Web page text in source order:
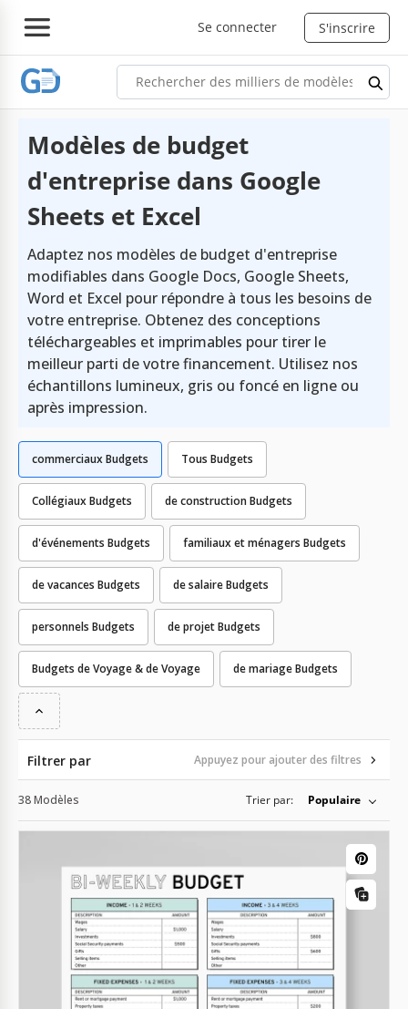
Se connecter S'inscrire
Modèles de budget
d'entreprise dans Google
Sheets et Excel
Adaptez nos modèles de budget d'entreprise
modifiables dans Google Docs, Google Sheets,
Word et Excel pour répondre à tous les besoins de
votre entreprise. Obtenez des conceptions
téléchargeables et imprimables pour tirer le
meilleur parti de votre financement. Utilisez nos
échantillons lumineux, gris ou foncé en ligne ou
après impression.
Tous Budgets
commerciaux Budgets
Collégiaux Budgets de construction Budgets
d'événements Budgets familiaux et ménagers Budgets
de vacances Budgets de salaire Budgets
personnels Budgets de projet Budgets
Budgets de Voyage & de Voyage de mariage Budgets
Filtrer par Appuyez pour ajouter des filtres
38 Modèles Trier par: Populaire